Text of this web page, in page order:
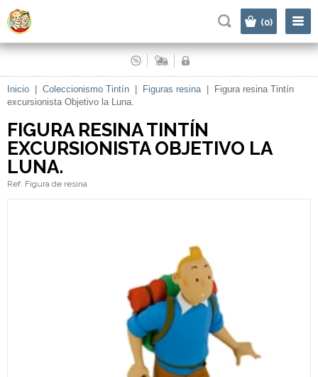
(0)
Inicio Coleccionismo Tintín Figuras resina|
Figura resina Tintín
excursionista Objetivo la Luna.
FIGURA RESINA TINTÍN
EXCURSIONISTA OBJETIVO LA
LUNA.
Ref. Figura de resina